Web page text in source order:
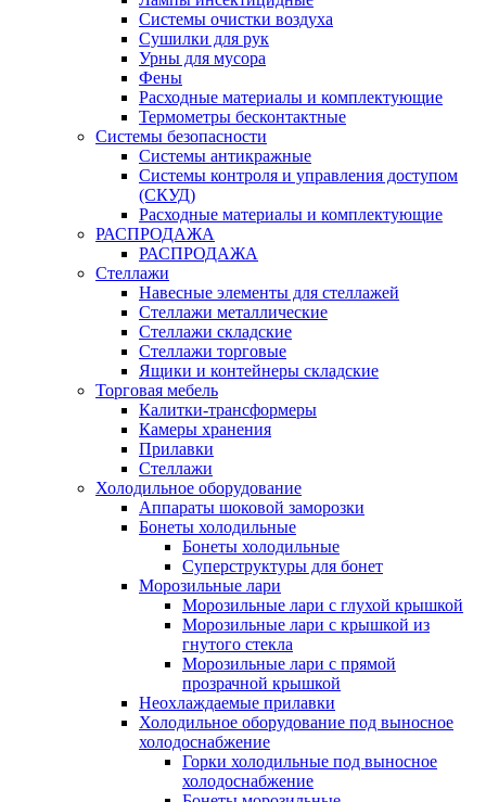
Системы очистки воздуха
Сушилки для рук
Урны для мусора
Фены
Расходные материалы и комплектующие
Термометры бесконтактные
Системы безопасности
Системы антикражные
Системы контроля и управления доступом
(СКУД)
Расходные материалы и комплектующие
РАСПРОДАЖА
РАСПРОДАЖА
Стеллажи
Навесные элементы для стеллажей
Стеллажи металлические
Стеллажи складские
Стеллажи торговые
Ящики и контейнеры складские
Торговая мебель
Калитки-трансформеры
Камеры хранения
Прилавки
Стеллажи
Холодильное оборудование
Аппараты шоковой заморозки
Бонеты холодильные
Бонеты холодильные
Суперструктуры для бонет
Морозильные лари
Морозильные лари с глухой крышкой
Морозильные лари с крышкой из
гнутого стекла
Морозильные лари с прямой
прозрачной крышкой
Неохлаждаемые прилавки
Холодильное оборудование под выносное
холодоснабжение
Горки холодильные под выносное
холодоснабжение